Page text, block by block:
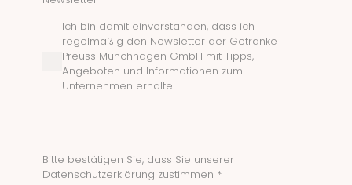
Ich bin damit einverstanden, dass ich
regelmäßig den Newsletter der Getränke
Preuss Münchhagen GmbH mit Tipps,
Angeboten und Informationen zum
Unternehmen erhalte.
Bitte bestätigen Sie, dass Sie unserer
Datenschutzerklärung zustimmen *